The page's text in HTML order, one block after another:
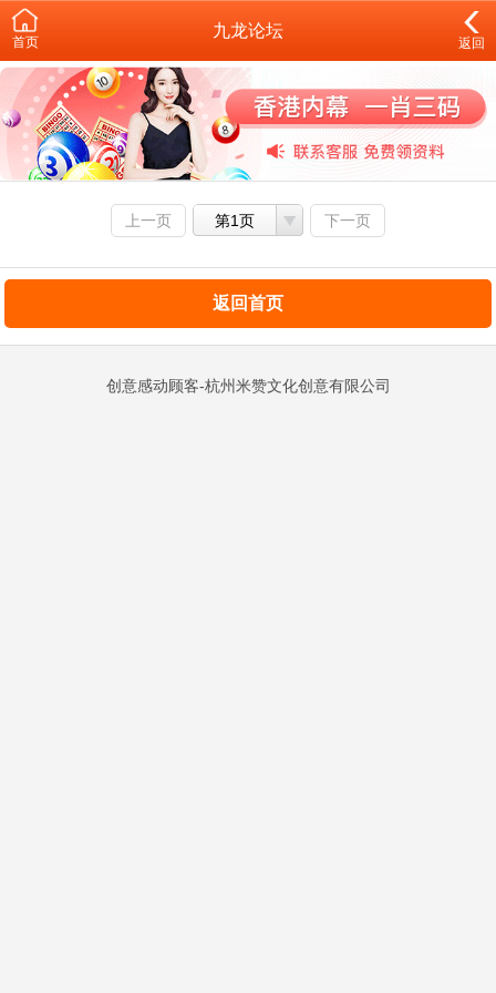
首页
九龙论坛
返回
上一页 第1页 下一页
返回首页
创意感动顾客-杭州米赞文化创意有限公司